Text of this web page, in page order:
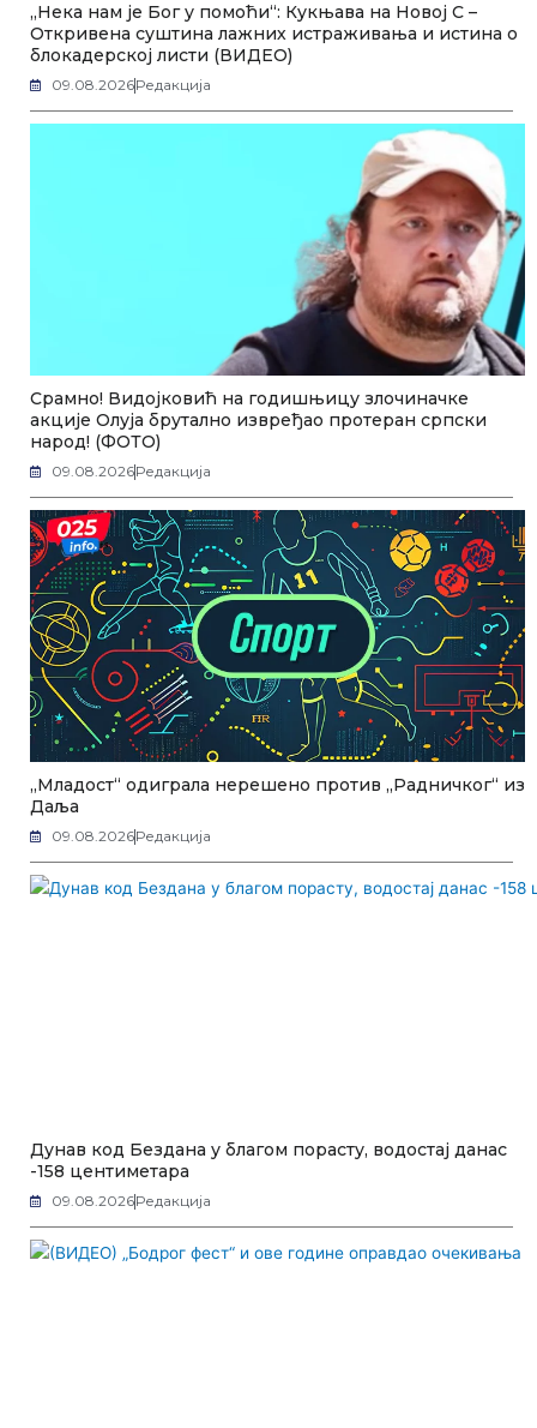
„Нека нам је Бог у помоћи“: Кукњава на Новој С –
Откривена суштина лажних истраживања и истина о
блокадерској листи (ВИДЕО)
09.08.2026Редакција
Срамно! Видојковић на годишњицу злочиначке
акције Олуја брутално извређао протеран српски
народ! (ФОТО)
09.08.2026Редакција
„Младост“ одиграла нерешено против „Радничког“ из
Даља
09.08.2026Редакција
Дунав код Бездана у благом порасту, водостај данас
-158 центиметара
09.08.2026Редакција